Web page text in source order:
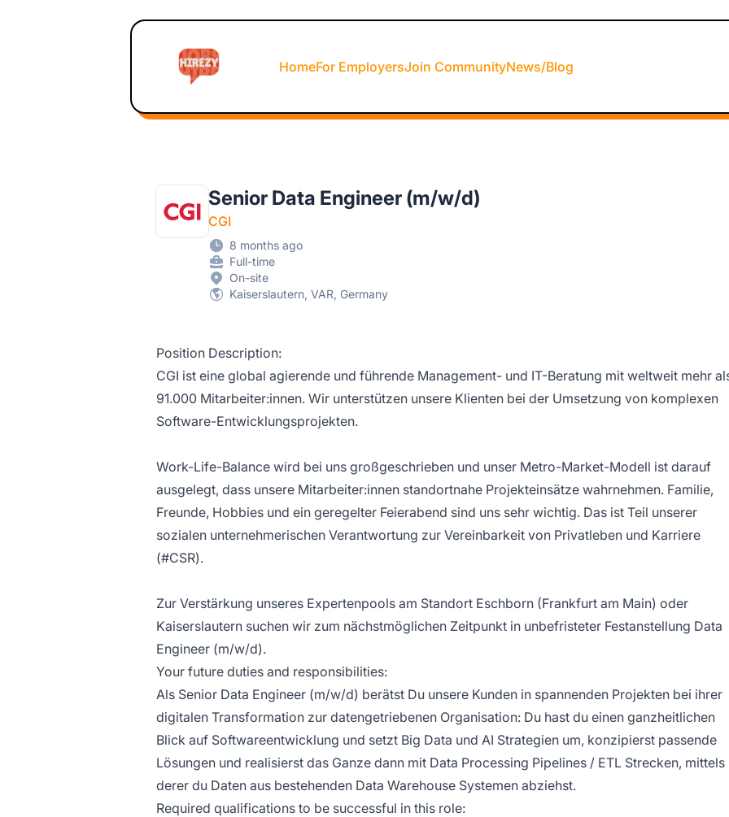
HomeFor EmployersJoin CommunityNews/Blog
Senior Data Engineer (m/w/d)
CGI
8 months ago
Full-time
On-site
Kaiserslautern, VAR, Germany
Position Description:
CGI ist eine global agierende und führende Management- und IT-Beratung mit weltweit mehr
91.000 Mitarbeiter:innen. Wir unterstützen unsere Klienten bei der Umsetzung von komplexen
Software-Entwicklungsprojekten.
Work-Life-Balance wird bei uns großgeschrieben und unser Metro-Market-Modell ist darauf
ausgelegt, dass unsere Mitarbeiter:innen standortnahe Projekteinsätze wahrnehmen. Familie,
Freunde, Hobbies und ein geregelter Feierabend sind uns sehr wichtig. Das ist Teil unserer
sozialen unternehmerischen Verantwortung zur Vereinbarkeit von Privatleben und Karriere
(#CSR).
Zur Verstärkung unseres Expertenpools am Standort Eschborn (Frankfurt am Main) oder
Kaiserslautern suchen wir zum nächstmöglichen Zeitpunkt in unbefristeter Festanstellung Data
Engineer (m/w/d).
Your future duties and responsibilities:
Als Senior Data Engineer (m/w/d) berätst Du unsere Kunden in spannenden Projekten bei ihrer
digitalen Transformation zur datengetriebenen Organisation: Du hast du einen ganzheitlichen
Blick auf Softwareentwicklung und setzt Big Data und AI Strategien um, konzipierst passende
Lösungen und realisierst das Ganze dann mit Data Processing Pipelines / ETL Strecken, mittels
derer du Daten aus bestehenden Data Warehouse Systemen abziehst.
Required qualifications to be successful in this role: